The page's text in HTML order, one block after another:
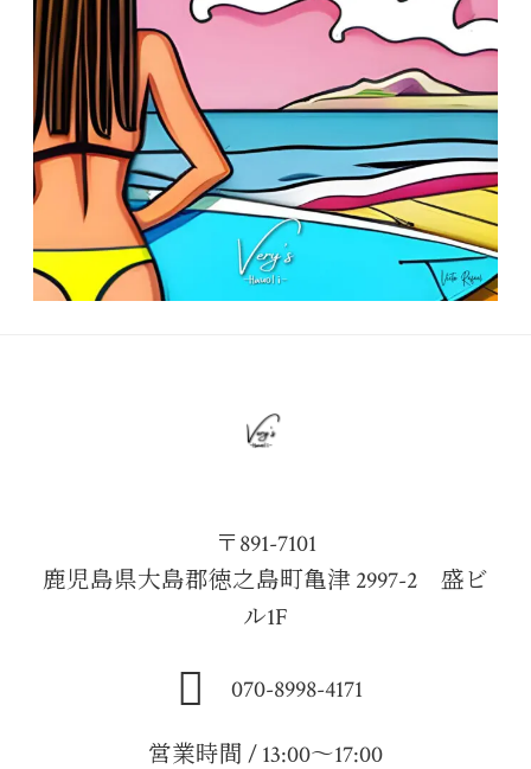
〒891-7101
鹿児島県大島郡徳之島町亀津 2997-2 盛ビ
ル1F
070-8998-4171
営業時間 / 13:00～17:00